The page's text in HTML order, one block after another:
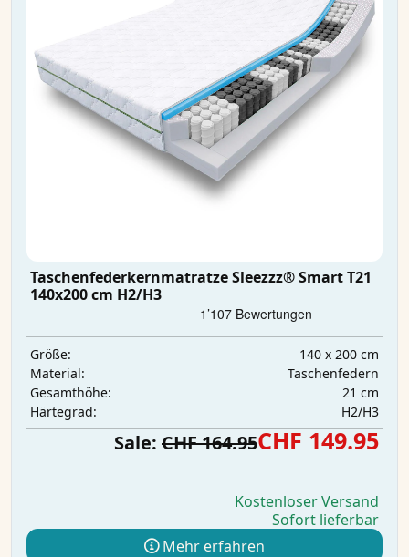
Taschenfederkernmatratze Sleezzz® Smart T21
140x200 cm H2/H3
Größe:
140 x 200 cm
Material:
Taschenfedern
Gesamthöhe:
21 cm
Härtegrad:
H2/H3
Sale: CHF 164.95CHF 149.95
Kostenloser Versand
Sofort lieferbar
Mehr erfahren